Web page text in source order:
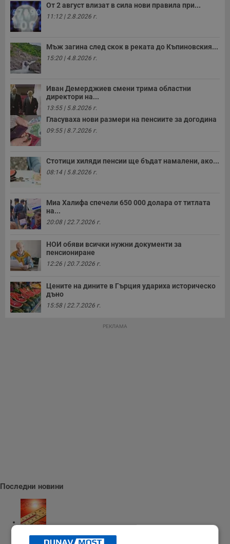
От 2 август влизат в сила нови правила при...
11:12 | 2.8.2026 г.
Мъж загина след скок в реката до Къпиновския...
15:20 | 4.8.2026 г.
Иван Демерджиев смени трима областни
директори на...
13:55 | 5.8.2026 г.
Гласуваха нови размери на пенсиите за догодина
09:55 | 8.7.2026 г.
Стотици хиляди пенсии ще бъдат намалени, ако...
08:14 | 5.8.2026 г.
Миа Халифа спечели 650 000 долара от титлата
на...
20:08 | 22.7.2026 г.
НОИ обяви всички нужни документи за
пенсиониране
12:26 | 20.7.2026 г.
Цените на дините в Гърция удариха историческо
дъно
15:58 | 22.7.2026 г.
РЕКЛАМА
Последни новини
Измериха рекордна температура от 41 градуса в Будапеща